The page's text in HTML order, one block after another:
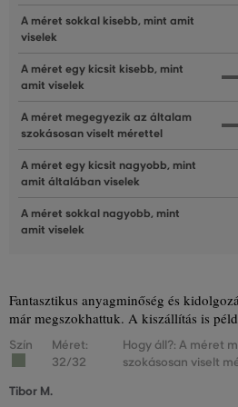
A méret sokkal kisebb, mint amit
viselek
A méret egy kicsit kisebb, mint
amit viselek
A méret megegyezik az általam
szokásosan viselt mérettel
A méret egy kicsit nagyobb, mint
amit általában viselek
A méret sokkal nagyobb, mint
amit viselek
Fantasztikus anyagminőség és
már megszokhattuk. A kiszállítás is
Szín
Méret:
32/32
Hogy áll?: A méret
szokásosan viselt
Tibor M.